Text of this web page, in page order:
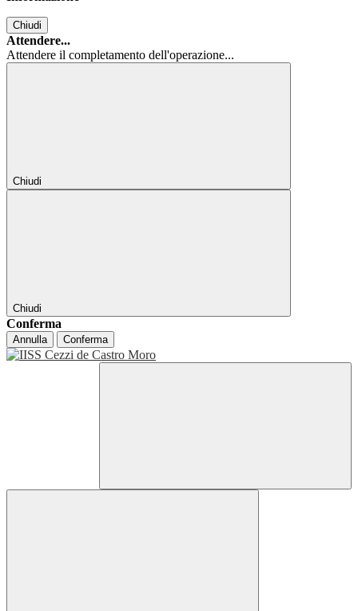
Chiudi
Attendere...
Attendere il completamento dell'operazione...
Chiudi
Chiudi
Conferma
Annulla Conferma